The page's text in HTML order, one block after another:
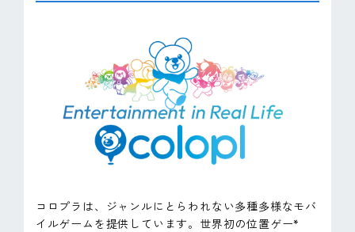
コロプラは、ジャンルにとらわれない多種多様なモバ
イルゲームを提供しています。世界初の位置ゲー*